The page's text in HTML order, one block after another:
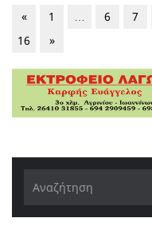
« 1 … 6 7
16
»